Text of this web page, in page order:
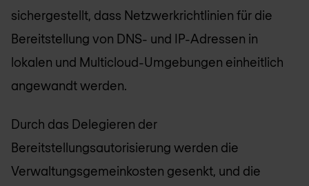
sichergestellt, dass Netzwerkrichtlinien für die
Bereitstellung von DNS- und IP-Adressen in
lokalen und Multicloud-Umgebungen einheitlich
angewandt werden.
Durch das Delegieren der
Bereitstellungsautorisierung werden die
Verwaltungsgemeinkosten gesenkt, und die